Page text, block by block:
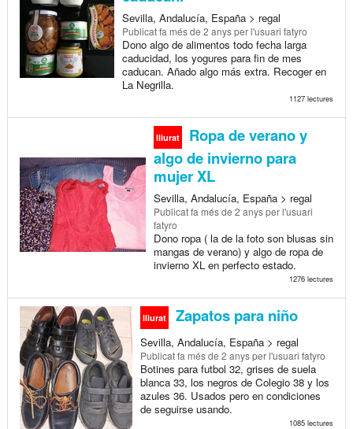
Sevilla, Andalucía, España > regal
Publicatfa més de 2 anysper l'usuari fatyro
Dono algo de alimentos todo fecha larga
caducidad, los yogures para fin de mes
caducan. Añado algo más extra. Recoger en
La Negrilla.
1127 lectures
lliurat
Ropa de verano y
algo de invierno para
mujer XL
Sevilla, Andalucía, España > regal
Publicatfa més de 2 anysper l'usuari
fatyro
Dono ropa ( la de la foto son blusas sin
mangas de verano) y algo de ropa de
invierno XL en perfecto estado.
1276 lectures
lliurat Zapatos para niño
Sevilla, Andalucía, España > regal
Publicatfa més de 2 anysper l'usuari fatyro
Botines para futbol 32, grises de suela
blanca 33, los negros de Colegio 38 y los
azules 36. Usados pero en condiciones
de seguirse usando.
1085 lectures